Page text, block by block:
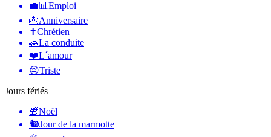
💼📊 Emploi
🎂Anniversaire
✝️Chrétien
🚗La conduite
❤️L´amour
😔Triste
Jours fériés
🎁Noël
🐿Jour de la marmotte